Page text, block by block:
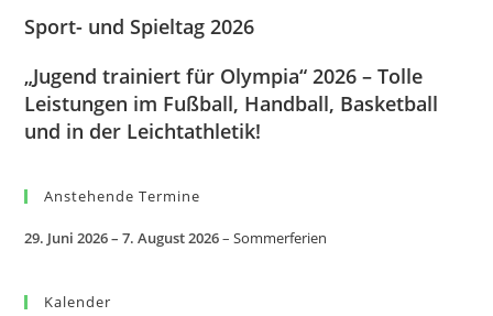
Sport- und Spieltag 2026
„Jugend trainiert für Olympia“ 2026 – Tolle
Leistungen im Fußball, Handball, Basketball
und in der Leichtathletik!
Anstehende Termine
29. Juni 2026– 7. August 2026–Sommerferien
Kalender